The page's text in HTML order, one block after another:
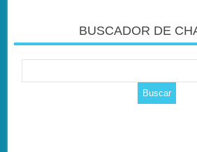
BUSCADOR DE